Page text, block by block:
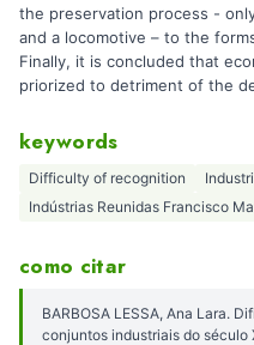
the preservation process -
and a locomotive – to the
Finally, it is concluded that
priorized to detriment of the
keywords
Difficulty of recognition
Indústrias Reunidas Francisco
como citar
BARBOSA LESSA, Ana Lara.
conjuntos industriais do século